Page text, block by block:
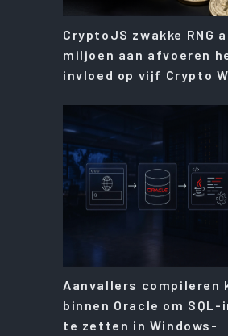
CryptoJS zwakke RNG
miljoen aan afvoeren
invloed op vijf Crypto
Aanvallers compileren
binnen Oracle om
te zetten in Windows-